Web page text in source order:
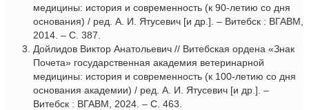
медицины: история и современность (к 90-летию со дня
основания) / ред. А. И. Ятусевич [и др.]. – Витебск : ВГАВМ,
2014. – С. 387.
Дойлидов Виктор Анатольевич // Витебская ордена «Знак
Почета» государственная академия ветеринарной
медицины: история и современность (к 100-летию со дня
основания академии) / ред. А. И. Ятусевич [и др.]. –
Витебск : ВГАВМ, 2024. – С. 463.